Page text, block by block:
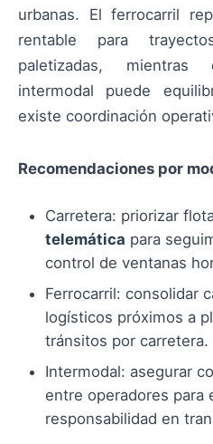
urbanas. El ferrocarril
rentable para
paletizadas,
intermodal puede
existe coordinación
Recomendaciones por
Carretera: priorizar
telemática para
control de ventanas
Ferrocarril: consolidar
logísticos próximos a
tránsitos por carretera.
Intermodal: asegurar
entre operadores para
responsabilidad en